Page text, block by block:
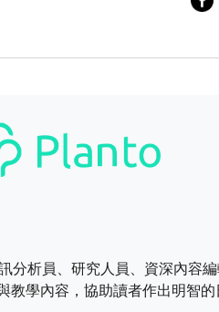
析員、研究人員、資深內容編
學內容，協助讀者作出明智的